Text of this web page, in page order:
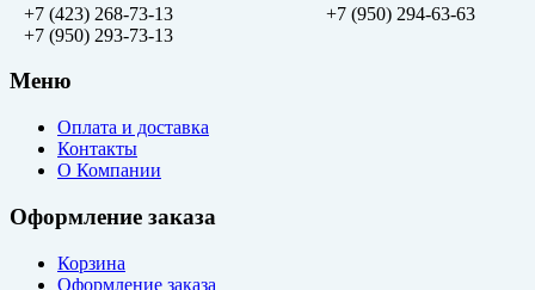
+7 (423) 268-73-13
+7 (950) 294-63-63
+7 (950) 293-73-13
Меню
Оплата и доставка
Контакты
О Компании
Оформление заказа
Корзина
Оформление заказа